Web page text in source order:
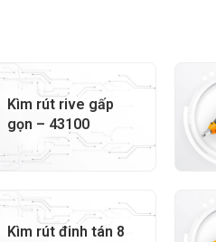
Kìm rút rive gấp
gọn – 43100
Kìm rút đinh tán 8